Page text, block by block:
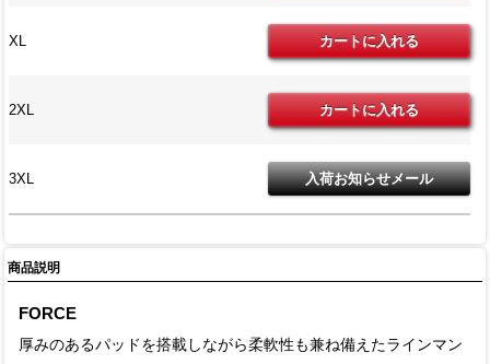
XL
2XL
3XL
商品説明
FORCE
厚みのあるパッドを搭載しながら柔軟性も兼ね備えたラインマン